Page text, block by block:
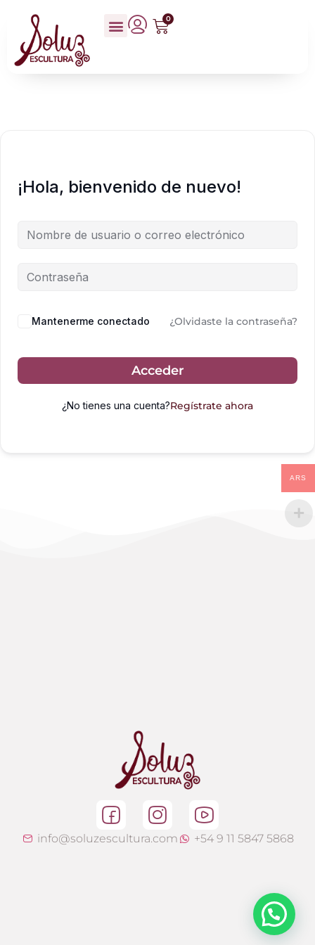
0
¡Hola, bienvenido de nuevo!
Mantenerme conectado ¿Olvidaste la contraseña?
Acceder
¿No tienes una cuenta?Regístrate ahora
info@soluzescultura.com +54 9 11 5847 5868
ARS